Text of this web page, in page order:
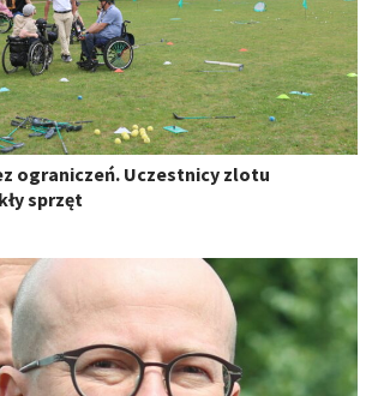
ograniczeń. Uczestnicy zlotu
sprzęt